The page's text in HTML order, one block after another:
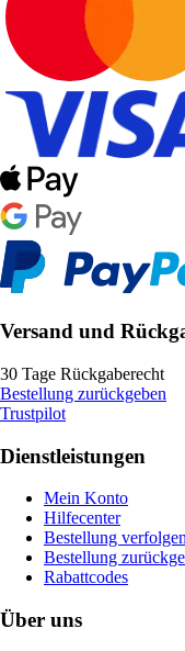
Versand und
30 Tage Rückgaberecht
Bestellung zurückgeben
Trustpilot
Dienstleistungen
Mein Konto
Hilfecenter
Bestellung verfolgen
Bestellung
Rabattcodes
Über uns